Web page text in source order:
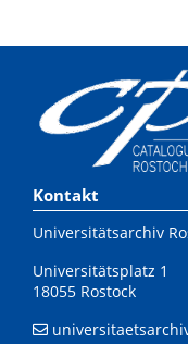
Kontakt
Universitätsarchiv
Universitätsplatz 1
18055 Rostock